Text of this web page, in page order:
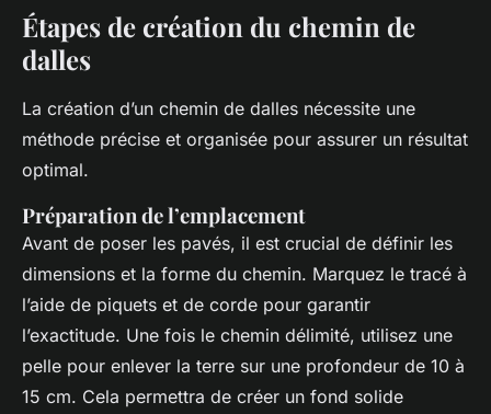
Étapes de création du chemin de
dalles
La création d’un chemin de dalles nécessite une
méthode précise et organisée pour assurer un résultat
optimal.
Préparation de l’emplacement
Avant de poser les pavés, il est crucial de définir les
dimensions et la forme du chemin. Marquez le tracé à
l’aide de piquets et de corde pour garantir
l’exactitude. Une fois le chemin délimité, utilisez une
pelle pour enlever la terre sur une profondeur de 10 à
15 cm. Cela permettra de créer un fond solide